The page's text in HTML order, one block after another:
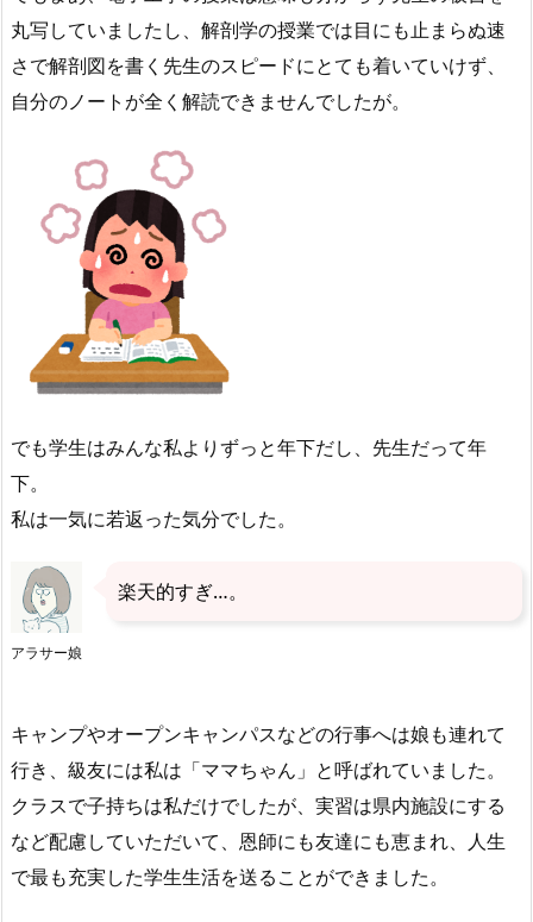
丸写していましたし、解剖学の授業では目にも止まらぬ速
さで解剖図を書く先生のスピードにとても着いていけず、
自分のノートが全く解読できませんでしたが。
でも学生はみんな私よりずっと年下だし、先生だって年
下。
私は一気に若返った気分でした。
アラサー娘
楽天的すぎ…。
キャンプやオープンキャンパスなどの行事へは娘も連れて
行き、級友には私は「ママちゃん」と呼ばれていました。
クラスで子持ちは私だけでしたが、実習は県内施設にする
など配慮していただいて、恩師にも友達にも恵まれ、人生
で最も充実した学生生活を送ることができました。